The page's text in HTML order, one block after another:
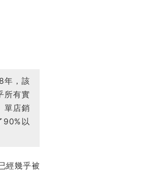
年，該
所有實
單店銷
90%以
經幾乎被